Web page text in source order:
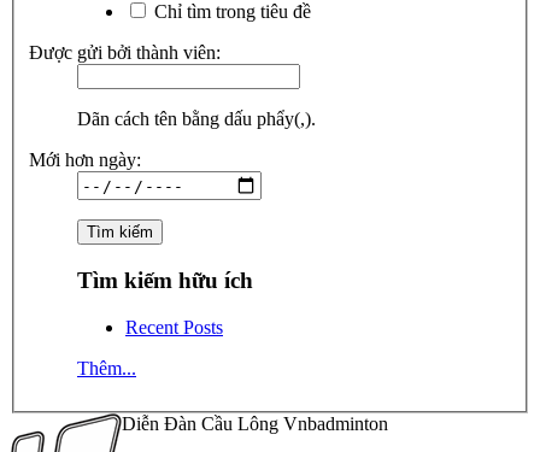
Chỉ tìm trong tiêu đề
Được gửi bởi thành viên:
Dãn cách tên bằng dấu phẩy(,).
Mới hơn ngày:
Tìm kiếm hữu ích
Recent Posts
Thêm...
Diễn Đàn Cầu Lông Vnbadminton